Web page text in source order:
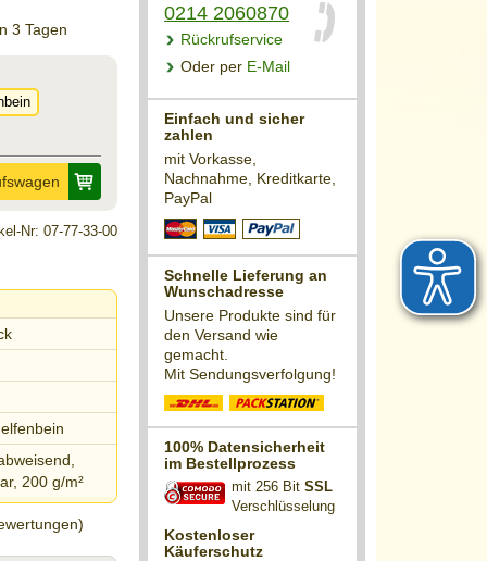
3 Tagen
Nr: 07-77-33-00
200 g/m²
0214 2060870
Rückrufservice
Oder per E-Mail
Einfach und sicher
zahlen
mit Vorkasse,
Nachnahme, Kreditkarte,
PayPal
Schnelle Lieferung an
Wunschadresse
Unsere Produkte sind für
den Versand wie
gemacht.
Mit Sendungsverfolgung!
100% Datensicherheit
im Bestellprozess
mit 256 Bit SSL
Verschlüsselung
Kostenloser
Käuferschutz